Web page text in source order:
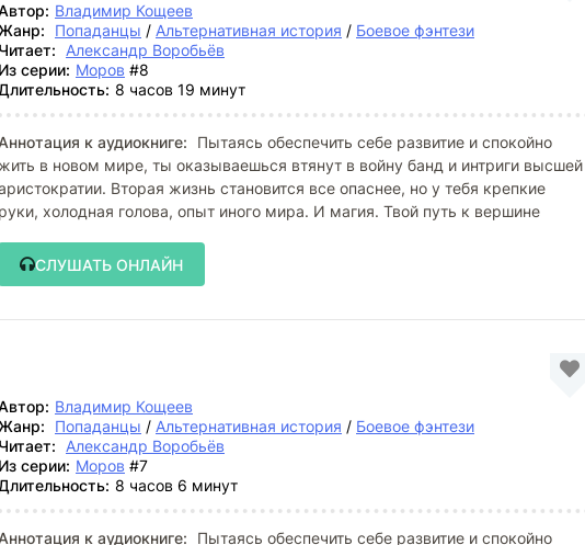
Владимир Кощеев
Жанр:
Попаданцы / Альтернативная история / Боевое фэнтези
Читает:
Александр Воробьёв
Из серии: Моров #8
8 часов 19 минут
Аннотация к аудиокниге:
Пытаясь обеспечить себе развитие и спокойно
жить в новом мире, ты оказываешься втянут в войну банд и интриги высшей
Вторая жизнь становится все опаснее, но у тебя крепкие
руки, холодная голова, опыт иного мира. И магия. Твой путь к вершине
СЛУШАТЬ ОНЛАЙН
Владимир Кощеев
Жанр:
Попаданцы / Альтернативная история / Боевое фэнтези
Читает:
Александр Воробьёв
Из серии: Моров #7
8 часов 6 минут
Аннотация к аудиокниге:
Пытаясь обеспечить себе развитие и спокойно